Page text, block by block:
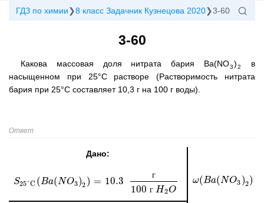
ГДЗ по химии 8 класс Задачник Кузнецова 2020 3-60
3-60
Какова массовая доля нитрата бария Ba(NO3)2
в
насыщенном при 25°C растворе (Растворимость нитрата
бария при 25°C составляет 10,3 г на 100 г воды).
Ответ
Дано:
S25°C (Ba(NO3)2 ) = 10.3
г
100 г H2O
S25°C(Ba(NO3)2)= 10.3 г100г H2O ω(Ba(NO3 )2)
ω(Ba(NO3)2) =100